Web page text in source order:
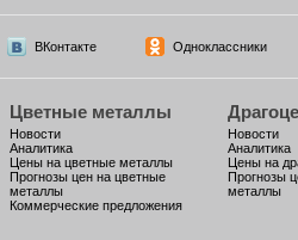
ВКонтакте Одноклассники
Цветные металлы
Новости
Аналитика
Цены на цветные металлы
Прогнозы цен на цветные
металлы
Коммерческие предложения
Новости
Аналитика
Цены на
Прогнозы
металлы